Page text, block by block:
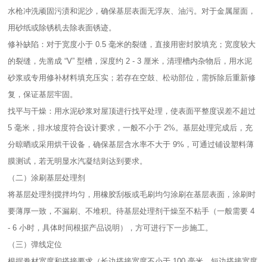
水枪冲洗顽固污渍和泥沙，确保基层表面无浮灰、油污。对于金属屋面，
用砂纸或除锈机去除表面锈迹。​
修补缺陷：对于宽度小于 0.5 毫米的裂缝，直接用密封胶填充；宽度较大
的裂缝，先凿成 “V” 型槽，深度约 2 - 3 厘米，清理槽内杂物后，用水泥
砂浆或专用修补材料填充压实；若存在空鼓、松动部位，需拆除后重新修
复，保证基层牢固。​
找平与干燥：用水泥砂浆对屋顶进行找平处理，使表面平整度误差不超过
5 毫米，排水坡度符合设计要求，一般不小于 2%。基层处理完成后，充
分晾晒或采用烘干设备，确保基层含水率不大于 9%，可通过铺设塑料薄
膜测试，若无明显水汽凝结则达到要求。​
（二）涂刷基层处理剂​
将基层处理剂搅拌均匀，用橡胶刮板或毛刷均匀涂刷在基层表面，涂刷时
要薄厚一致，不漏刷、不堆积。待基层处理剂干燥至不粘手（一般需要 4
- 6 小时，具体时间根据产品说明），方可进行下一步施工。​
（三）弹线定位​